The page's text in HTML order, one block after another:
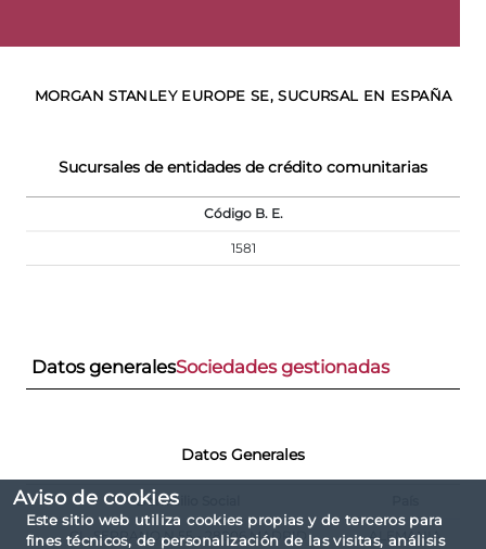
Aviso de cookies
Este sitio web utiliza cookies propias y de terceros para
fines técnicos, de personalización de las visitas, análisis
MORGAN STANLEY EUROPE SE, SUCURSAL EN ESPAÑA
Sucursales de entidades de crédito comunitarias
Código B. E.
1581
Datos generalesSociedades gestionadas
Datos Generales
Domicilio Social
CL. SERRANO N.55 - 28006 MADRID ALEMANIA